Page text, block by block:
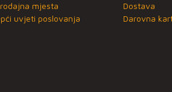
mjesta
uvjeti poslovanja
Dostava
Darovna